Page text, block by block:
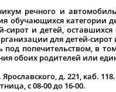
речного и
обучающихся категории
сирот и детей,
для детей-сирот
под попечительством, в
обоих родителей или
д. 221, каб. 118.
с 08-00 до 16-00.